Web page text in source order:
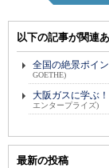
以下の記事が関連
全国の絶景ポイ
GOETHE)
大阪ガスに学ぶ
エンタープライズ)
最新の投稿